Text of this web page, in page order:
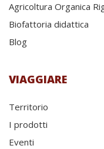
Agricoltura Organica
Biofattoria didattica
Blog
VIAGGIARE
Territorio
I prodotti
Eventi